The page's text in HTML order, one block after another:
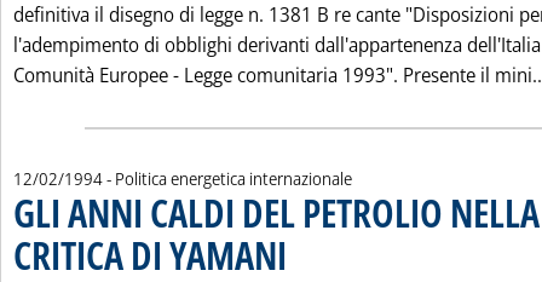
definitiva il disegno di legge n. 1381 B re cante "Disposizioni
l'adempimento di obblighi derivanti dall'appartenenza
Comunità Europee - Legge comunitaria 1993". Presente il
12/02/1994- Politica energetica internazionale
GLI ANNI CALDI DEL PETROLIO
CRITICA DI YAMANI